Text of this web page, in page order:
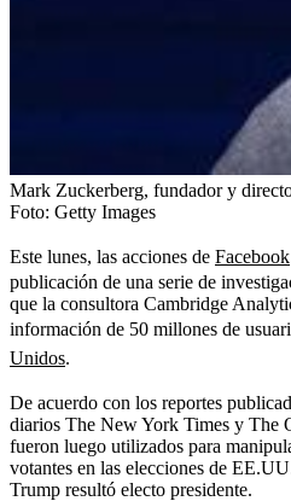
Mark Zuckerberg, fundador y
Foto: Getty Images
Este lunes, las acciones de Facebook
publicación de una serie de
que la consultora Cambridge
información de 50 millones de
Unidos.
De acuerdo con los reportes
diarios The New York Times y The
fueron luego utilizados para
votantes en las elecciones de
Trump resultó electo presidente.